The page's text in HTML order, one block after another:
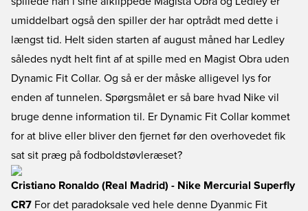
umiddelbart også den spiller der har optrådt med dette i
længst tid. Helt siden starten af august måned har Ledley
således nydt helt fint af at spille med en Magist Obra uden
Dynamic Fit Collar. Og så er der måske alligevel lys for
enden af tunnelen. Spørgsmålet er så bare hvad Nike vil
bruge denne information til. Er Dynamic Fit Collar kommet
for at blive eller bliver den fjernet før den overhovedet fik
sat sit præg på fodboldstøvleræset?
Cristiano Ronaldo (Real Madrid) - Nike Mercurial Superfly
CR7 For det paradoksale ved hele denne Dyanmic Fit